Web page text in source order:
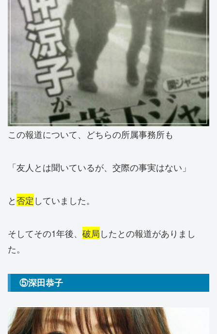
この報道について、どちらの所属事務所も
「友人とは聞いているが、交際の事実はない」
と否定 していました。
そしてその1年後、 破局したとの報道がありまし
た。
⑤深田恭子